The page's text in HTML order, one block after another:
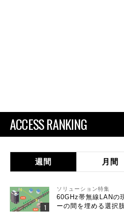
ACCESS RANKING
週間 月間
ソリューション特集
60GHz帯無線LAN
ーの間を埋める選択